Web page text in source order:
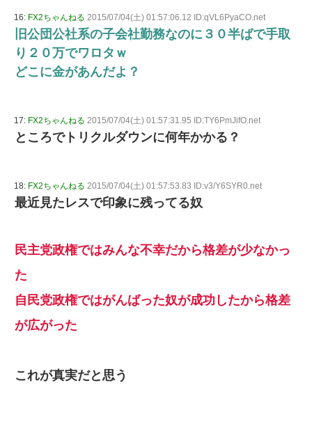
16: FX2ちゃんねる 2015/07/04(土) 01:57:06.12 ID:qVL6PyaCO.net
旧公団公社系の子会社勤務なのに３０半ばで手取
り２０万でワロタｗ
どこに金があんだよ？
17: FX2ちゃんねる 2015/07/04(土) 01:57:31.95 ID:TY6PmJifO.net
ところでトリクルダウンに何年かかる？
18: FX2ちゃんねる 2015/07/04(土) 01:57:53.83 ID:v3/Y6SYR0.net
最近見たレスで印象に残ってる奴
民主党政権ではみんな不幸だから格差が少なかっ
た
自民党政権ではがんばった奴が成功したから格差
が広がった
これが真実だと思う